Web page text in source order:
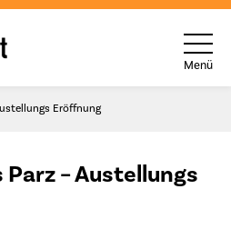
Menü
Eröffnung
– Austellungs